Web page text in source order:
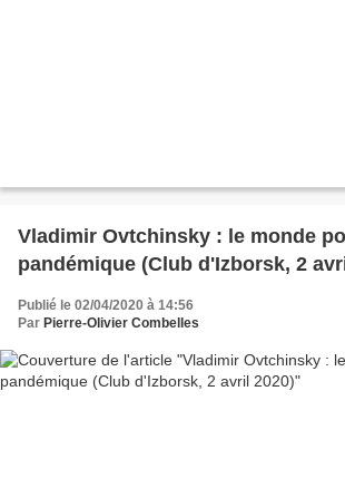
Vladimir Ovtchinsky : le monde
pandémique (Club d'Izborsk, 2
Publié le 02/04/2020 à 14:56
Par Pierre-Olivier Combelles